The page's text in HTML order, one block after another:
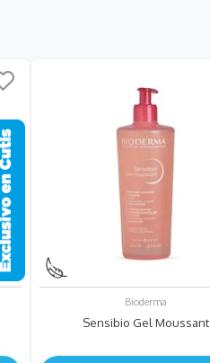
Bioderma
Sensibio Gel Moussant